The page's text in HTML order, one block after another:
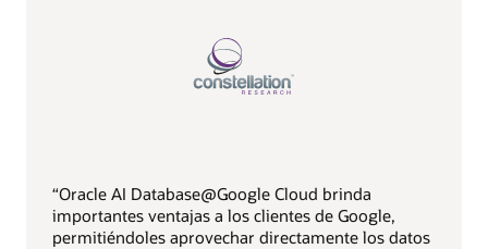
“Oracle AI Database@Google Cloud brinda
importantes ventajas a los clientes de Google,
permitiéndoles aprovechar directamente los datos